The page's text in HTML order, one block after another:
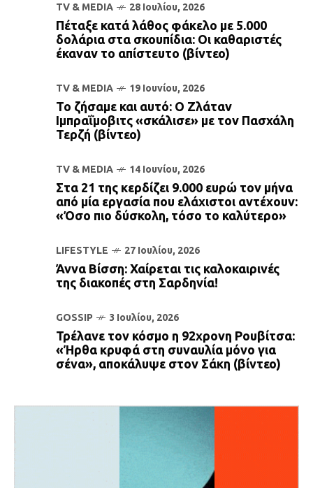
TV & MEDIA 28 Ιουλίου, 2026
Πέταξε κατά λάθος φάκελο με 5.000
δολάρια στα σκουπίδια: Οι καθαριστές
έκαναν το απίστευτο (βίντεο)
TV & MEDIA 19 Ιουνίου, 2026
Το ζήσαμε και αυτό: Ο Ζλάταν
Ιμπραΐμοβιτς «σκάλισε» με τον Πασχάλη
Τερζή (βίντεο)
TV & MEDIA 14 Ιουνίου, 2026
Στα 21 της κερδίζει 9.000 ευρώ τον μήνα
από μία εργασία που ελάχιστοι αντέχουν:
«Όσο πιο δύσκολη, τόσο το καλύτερο»
LIFESTYLE 27 Ιουλίου, 2026
Άννα Βίσση: Χαίρεται τις καλοκαιρινές
της διακοπές στη Σαρδηνία!
GOSSIP 3 Ιουλίου, 2026
Τρέλανε τον κόσμο η 92χρονη Ρουβίτσα:
«Ήρθα κρυφά στη συναυλία μόνο για
σένα», αποκάλυψε στον Σάκη (βίντεο)